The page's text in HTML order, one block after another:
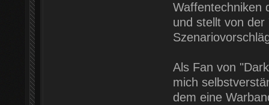
Waffentechniken
und stellt von der
Als Fan von
mich
dem eine